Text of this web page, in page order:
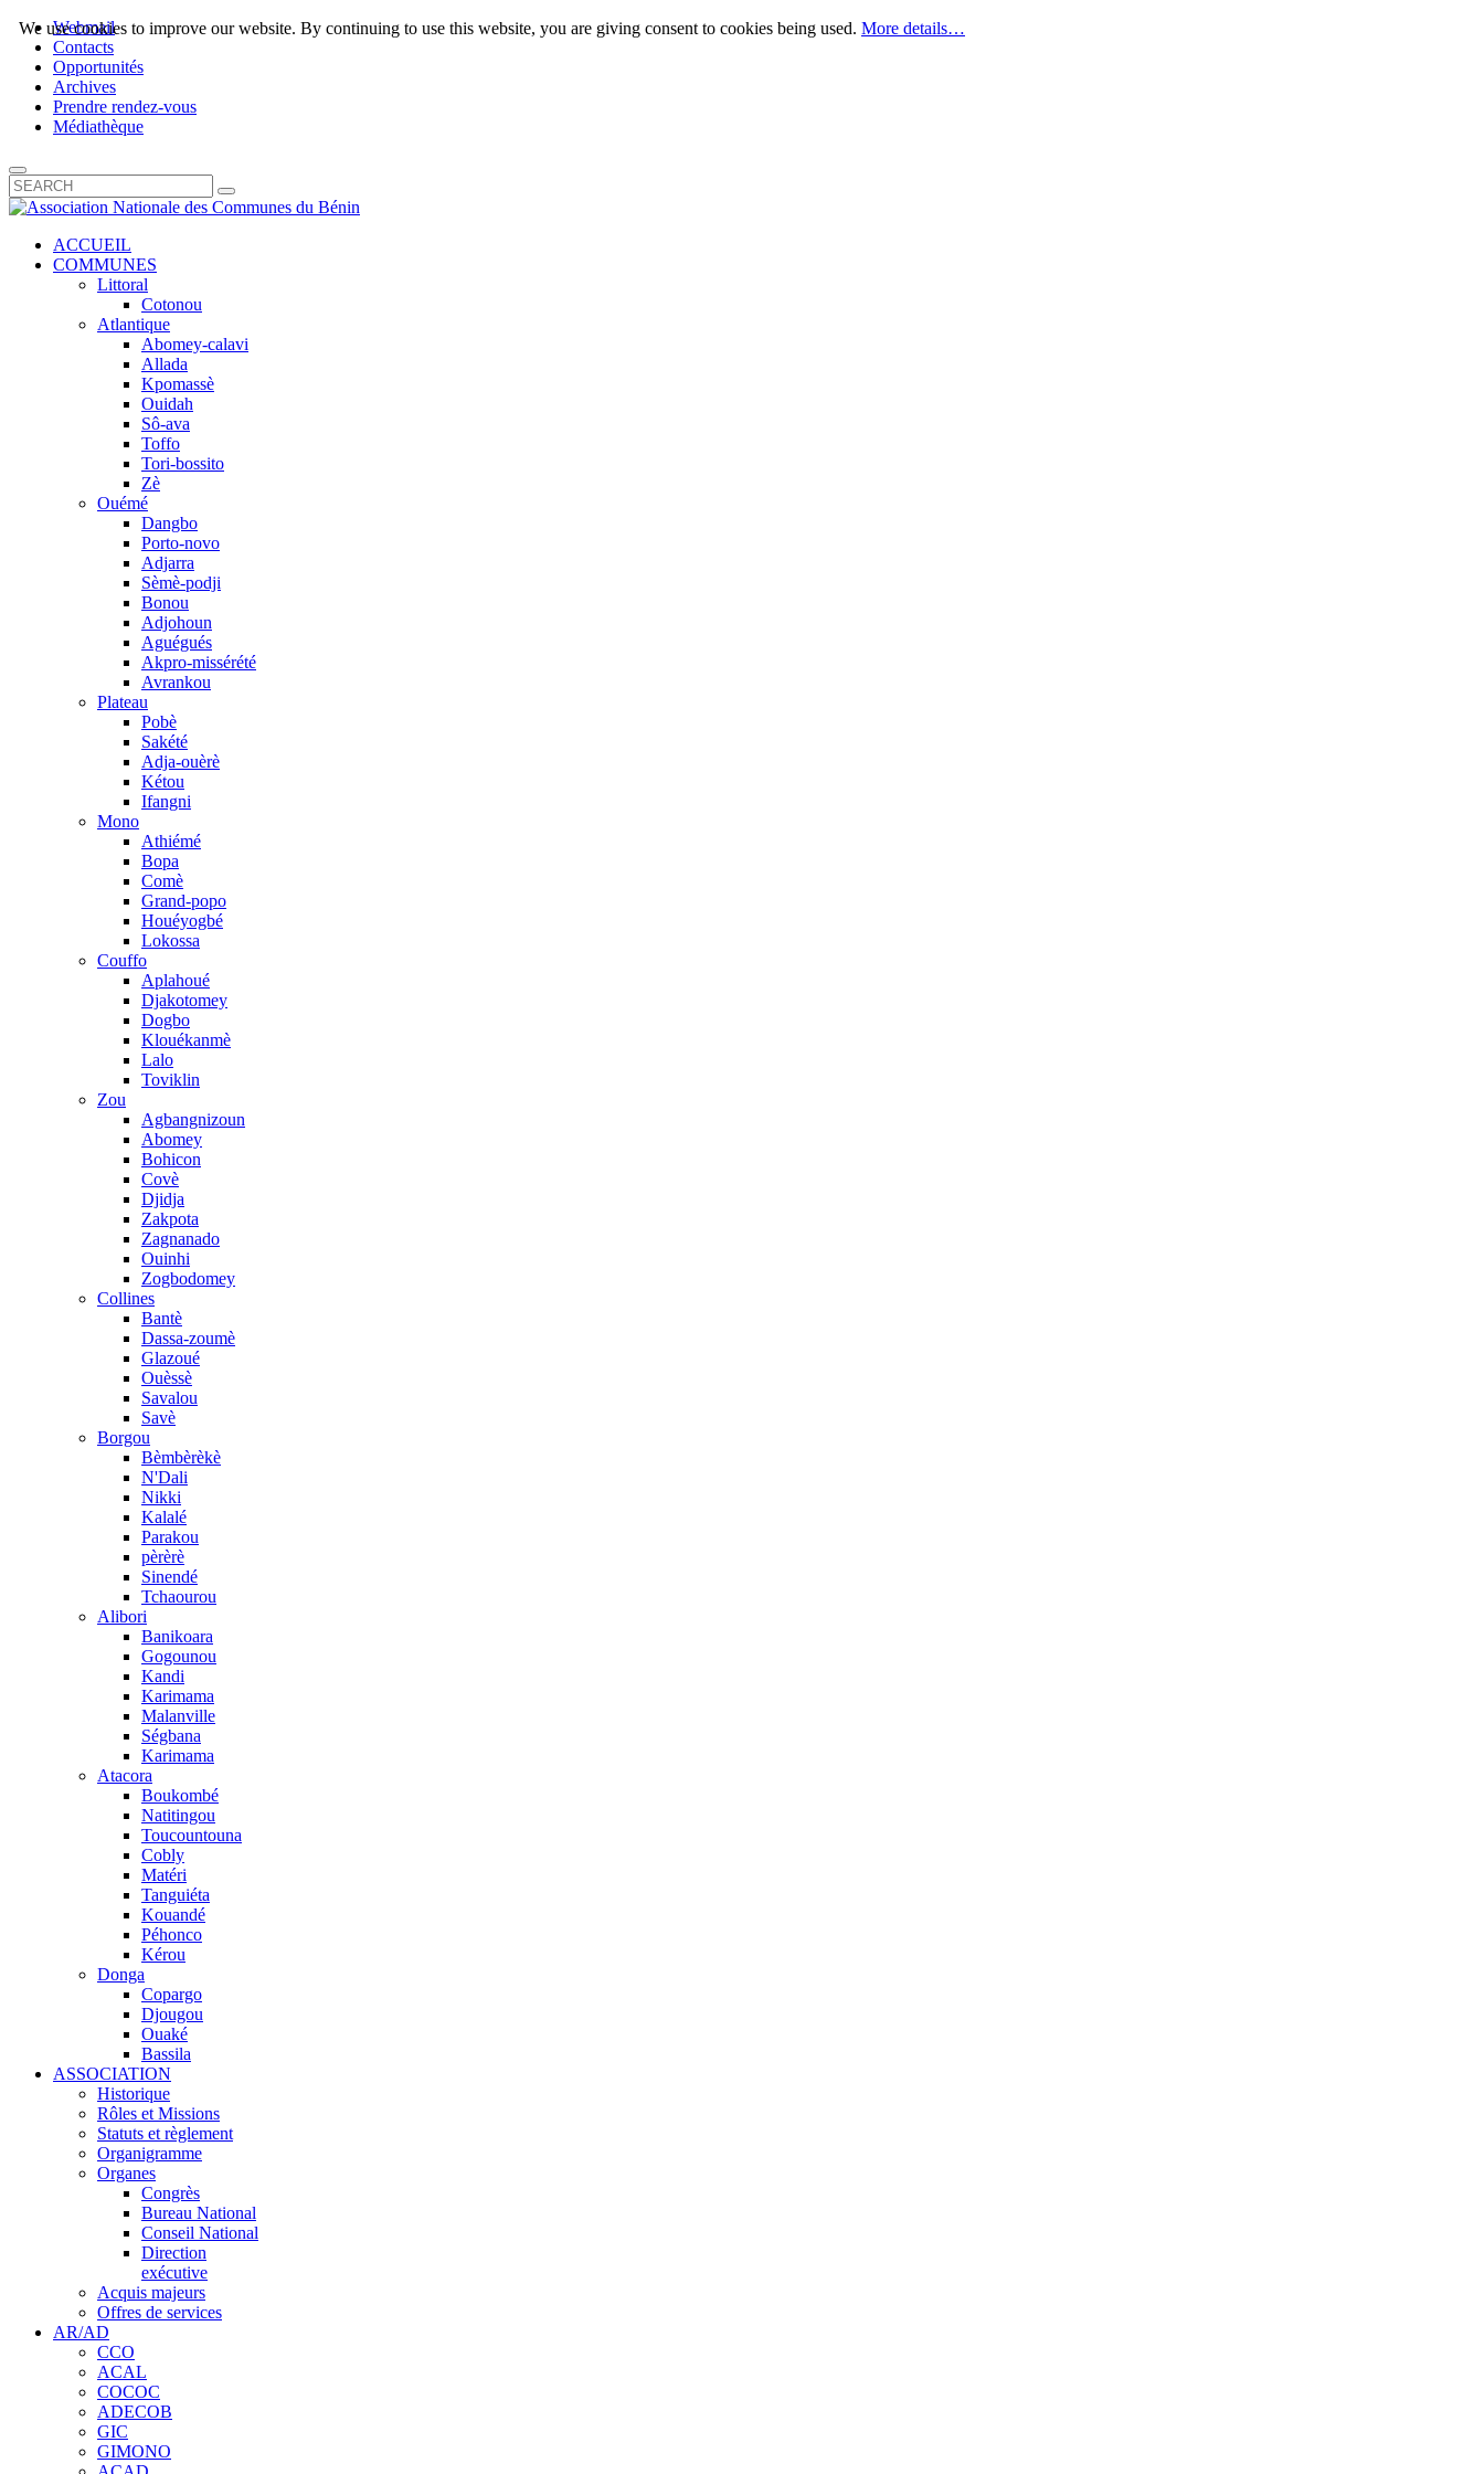
Webmail
Contacts
Opportunités
Archives
Prendre rendez-vous
Médiathèque
ACCUEIL
COMMUNES
Littoral
Cotonou
Atlantique
Abomey-calavi
Allada
Kpomassè
Ouidah
Sô-ava
Toffo
Tori-bossito
Zè
Ouémé
Dangbo
Porto-novo
Adjarra
Sèmè-podji
Bonou
Adjohoun
Aguégués
Akpro-missérété
Avrankou
Plateau
Pobè
Sakété
Adja-ouèrè
Kétou
Ifangni
Mono
Athiémé
Bopa
Comè
Grand-popo
Houéyogbé
Lokossa
Couffo
Aplahoué
Djakotomey
Dogbo
Klouékanmè
Lalo
Toviklin
Zou
Agbangnizoun
Abomey
Bohicon
Covè
Djidja
Zakpota
Zagnanado
Ouinhi
Zogbodomey
Collines
Bantè
Dassa-zoumè
Glazoué
Ouèssè
Savalou
Savè
Borgou
Bèmbèrèkè
N'Dali
Nikki
Kalalé
Parakou
pèrèrè
Sinendé
Tchaourou
Alibori
Banikoara
Gogounou
Kandi
Karimama
Malanville
Ségbana
Karimama
Atacora
Boukombé
Natitingou
Toucountouna
Cobly
Matéri
Tanguiéta
Kouandé
Péhonco
Kérou
Donga
Copargo
Djougou
Ouaké
Bassila
ASSOCIATION
Historique
Rôles et Missions
Statuts et règlement
Organigramme
Organes
Congrès
Bureau National
Conseil National
Direction
exécutive
Acquis majeurs
Offres de services
AR/AD
CCO
ACAL
COCOC
ADECOB
GIC
GIMONO
We use cookies to improve our website. By continuing to use this website, you are giving consent to cookies being used. More details…